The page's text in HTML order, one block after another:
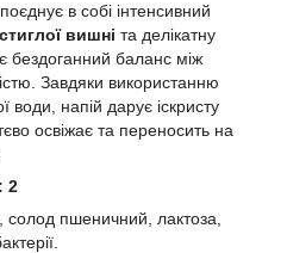
в собі інтенсивний
вишні та делікатну
бездоганний баланс між
Завдяки використанню
води, напій дарує іскристу
освіжає та переносить на
2
пшеничний, лактоза,